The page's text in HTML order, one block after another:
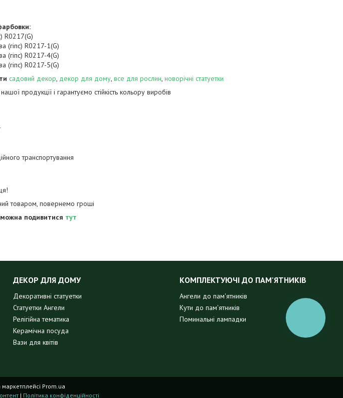
R0217(G)
(гіпс) R0217-1(G)
(гіпс) R0217-4(G)
(гіпс) R0217-5(G)
садовий декор декор для дому все для рослин новорічні статуетки
продукції і гарантуємо стійкість кольору виробів
транспортування
товаром, повернемо гроші
можна подивитися тут
ДЕКОР ДЛЯ ДОМУ
Декоративні статуетки
Статуетки Ангели
Релігійна тематика
Керамічна посуда
Вази для квітів
КОМПЛЕКТУЮЧІ ДО ПАМ'ЯТНИКІВ
Ангели до пам'ятників
Кути до пам'ятників
Поминальні лампадки
Prom.ua
| Політика конфіденційності